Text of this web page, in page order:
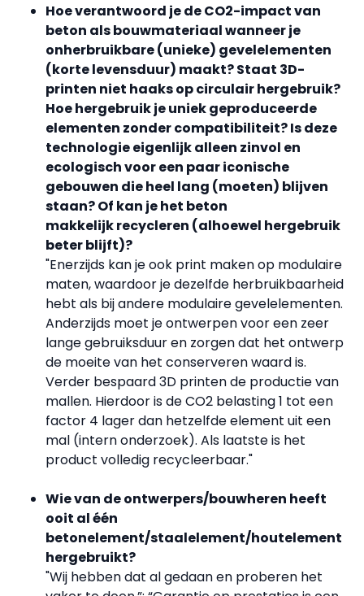
Hoe verantwoord je de CO2-impact van
beton als bouwmateriaal wanneer je
onherbruikbare (unieke) gevelelementen
(korte levensduur) maakt? Staat 3D-
printen niet haaks op circulair hergebruik?
Hoe hergebruik je uniek geproduceerde
elementen zonder compatibiliteit? Is deze
technologie eigenlijk alleen zinvol en
ecologisch voor een paar iconische
gebouwen die heel lang (moeten) blijven
staan? Of kan je het beton
makkelijkrecycleren (alhoewel hergebruik
beter blijft)?
"Enerzijds kan je ook print maken op modulaire
maten, waardoor je dezelfde herbruikbaarheid
hebt als bij andere modulaire gevelelementen.
Anderzijds moet je ontwerpen voor een zeer
lange gebruiksduur en zorgen dat het ontwerp
de moeite van het conserveren waard is.
Verder bespaard 3D printen de productie van
mallen. Hierdoor is de CO2 belasting 1 tot een
factor 4 lager dan hetzelfde element uit een
mal (intern onderzoek). Als laatste is het
product volledig recycleerbaar."
Wie van de ontwerpers/bouwheren heeft
ooit al één
betonelement/staalelement/houtelement
hergebruikt?
"Wij hebben dat al gedaan en proberen het